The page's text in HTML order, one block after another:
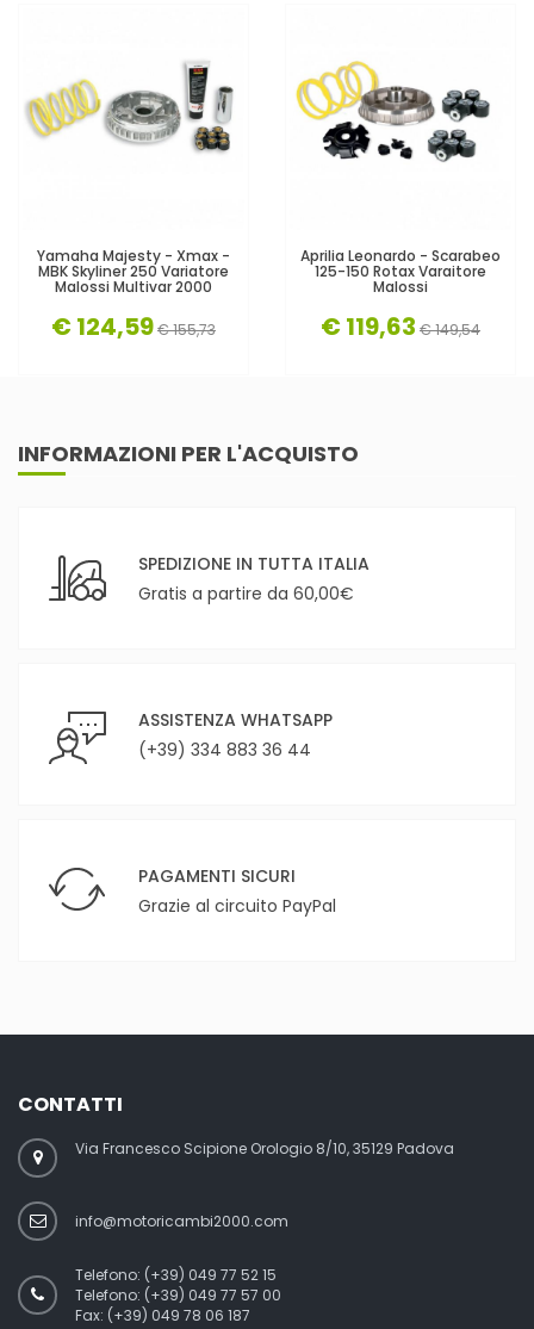
Yamaha Majesty - Xmax -
MBK Skyliner 250 Variatore
Malossi Multivar 2000
€ 124,59€ 155,73
Aprilia Leonardo - Scarabeo
125-150 Rotax Varaitore
Malossi
€ 119,63 € 149,54
INFORMAZIONI PER L'ACQUISTO
SPEDIZIONE IN TUTTA ITALIA
Gratis a partire da 60,00€
ASSISTENZA WHATSAPP
(+39) 334 883 36 44
PAGAMENTI SICURI
Grazie al circuito PayPal
CONTATTI
Via Francesco Scipione Orologio 8/10, 35129 Padova
info@motoricambi2000.com
Telefono: (+39) 049 77 52 15
Telefono: (+39) 049 77 57 00
Fax: (+39) 049 78 06 187